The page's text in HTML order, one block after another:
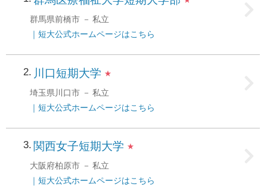
群馬県前橋市
私立
｜ 短大公式ホームページはこちら
2 川口短期大学 ★
埼玉県川口市
私立
｜ 短大公式ホームページはこちら
3 関西女子短期大学 ★
大阪府柏原市
私立
｜ 短大公式ホームページはこちら